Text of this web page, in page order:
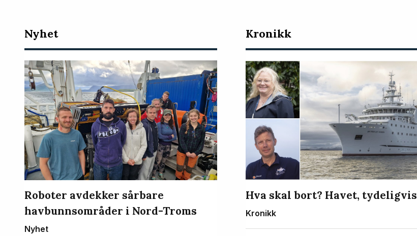
Nyeste
artikler
Nyhet
Roboter avdekker sårbare
havbunnsområder i Nord-Troms
Nyhet
Kronikk
Hva skal bort? Havet, tydeligvis
Kronikk